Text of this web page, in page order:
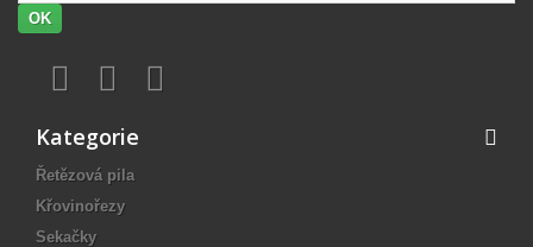
OK
Kategorie
Řetězová pila
Křovinořezy
Sekačky